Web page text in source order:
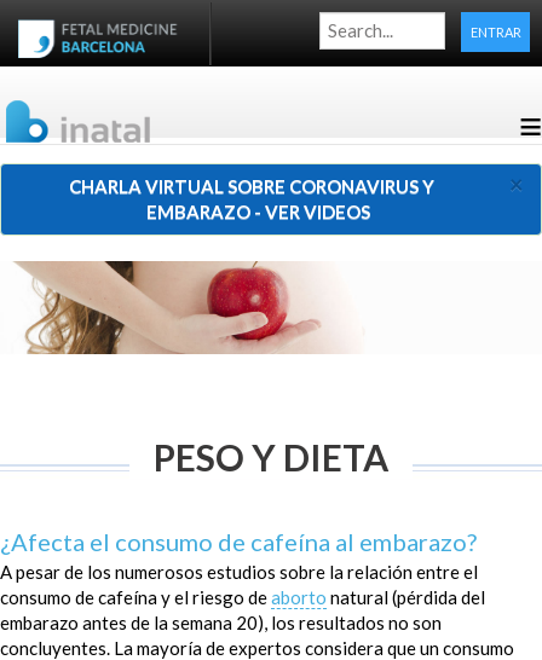
≡
ENTRAR
×
CHARLA VIRTUAL SOBRE CORONAVIRUS Y
EMBARAZO - VER VIDEOS
PESO Y DIETA
¿Afecta el consumo de cafeína al embarazo?
A pesar de los numerosos estudios sobre la relación entre el
consumo de cafeína y el riesgo deaborto natural (pérdida del
embarazo antes de la semana 20), los resultados no son
concluyentes. La mayoría de expertos considera que un consumo